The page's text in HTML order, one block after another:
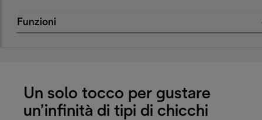
Funzioni
Un solo tocco per gustare
un’infinità di tipi di chicchi